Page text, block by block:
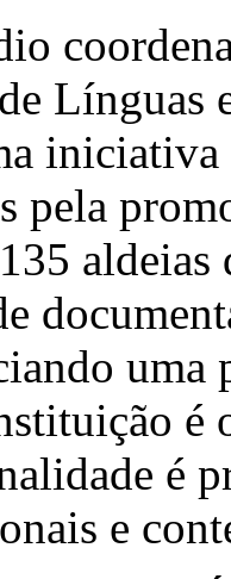
Línguas
pela
é
é
e